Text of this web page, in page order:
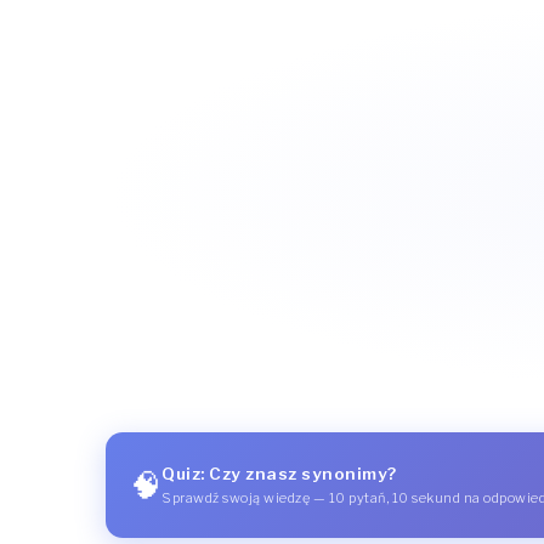
🧠 Quiz: Czy znasz synonimy?
Sprawdź swoją wiedzę — 10 pytań, 10 sekund na